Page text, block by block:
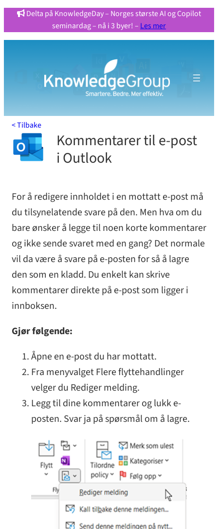
Hopp
til
Delta på KnowledgeDay – Norges største AI og Copilot
seminardag – nå i 3 byer! – Les mer
< Tilbake
Kommentarer til e-post
i Outlook
For å redigere innholdet i en mottatt e-post må
du tilsynelatende svare på den. Men hva om du
bare ønsker å legge til noen korte kommentarer
og ikke sende svaret med en gang? Det normale
vil da være å svare på e-posten for så å lagre
den som en kladd. Du enkelt kan skrive
kommentarer direkte på e-post som ligger i
innboksen.
Gjør følgende:
Åpne en e-post du har mottatt.
Fra menyvalget Flere flyttehandlinger
velger du Rediger melding.
Legg til dine kommentarer og lukk e-
posten. Svar ja på spørsmål om å lagre.